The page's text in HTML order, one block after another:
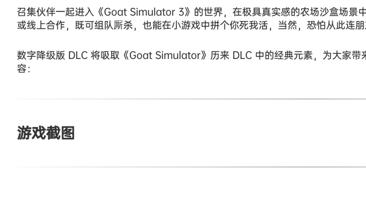
召集伙伴一起进入《Goat Simulator 3》的世界，在极具真实感的农场沙盒场景
或线上合作，既可组队厮杀，也能在小游戏中拼个你死我活，当然，恐怕从此连朋
数字降级版 DLC 将吸取《Goat Simulator》历来 DLC 中的经典元素，为大家带
容：
游戏截图